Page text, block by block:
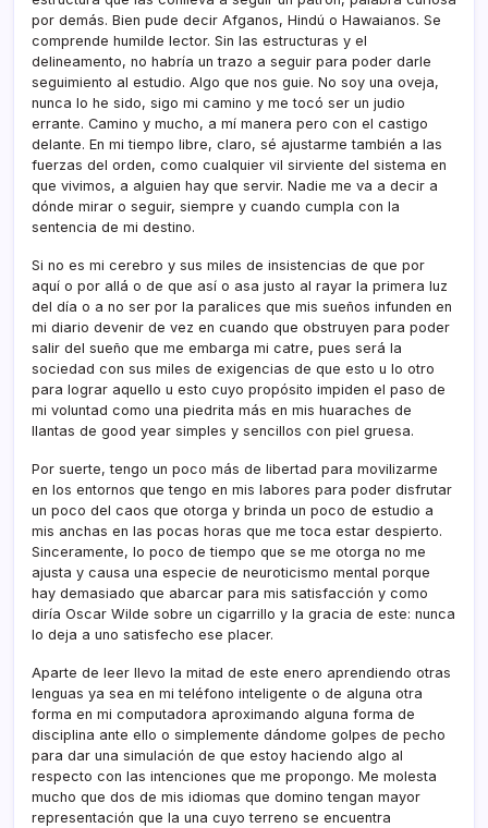
por demás. Bien pude decir Afganos, Hindú o Hawaianos. Se
comprende humilde lector. Sin las estructuras y el
delineamento, no habría un trazo a seguir para poder darle
seguimiento al estudio. Algo que nos guie. No soy una oveja,
nunca lo he sido, sigo mi camino y me tocó ser un judio
errante. Camino y mucho, a mí manera pero con el castigo
delante. En mi tiempo libre, claro, sé ajustarme también a las
fuerzas del orden, como cualquier vil sirviente del sistema en
que vivimos, a alguien hay que servir. Nadie me va a decir a
dónde mirar o seguir, siempre y cuando cumpla con la
sentencia de mi destino.
Si no es mi cerebro y sus miles de insistencias de que por
aquí o por allá o de que así o asa justo al rayar la primera luz
del día o a no ser por la paralices que mis sueños infunden en
mi diario devenir de vez en cuando que obstruyen para poder
salir del sueño que me embarga mi catre, pues será la
sociedad con sus miles de exigencias de que esto u lo otro
para lograr aquello u esto cuyo propósito impiden el paso de
mi voluntad como una piedrita más en mis huaraches de
llantas de good year simples y sencillos con piel gruesa.
Por suerte, tengo un poco más de libertad para movilizarme
en los entornos que tengo en mis labores para poder disfrutar
un poco del caos que otorga y brinda un poco de estudio a
mis anchas en las pocas horas que me toca estar despierto.
Sinceramente, lo poco de tiempo que se me otorga no me
ajusta y causa una especie de neuroticismo mental porque
hay demasiado que abarcar para mis satisfacción y como
diría Oscar Wilde sobre un cigarrillo y la gracia de este: nunca
lo deja a uno satisfecho ese placer.
Aparte de leer llevo la mitad de este enero aprendiendo otras
lenguas ya sea en mi teléfono inteligente o de alguna otra
forma en mi computadora aproximando alguna forma de
disciplina ante ello o simplemente dándome golpes de pecho
para dar una simulación de que estoy haciendo algo al
respecto con las intenciones que me propongo. Me molesta
mucho que dos de mis idiomas que domino tengan mayor
representación que la una cuyo terreno se encuentra